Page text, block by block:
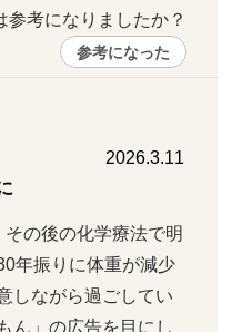
参考になりましたか？
参考になった
2026.3.11
の後の化学療法で明
年振りに体重が減少
しながら過ごしてい
ん」の広告を目にし